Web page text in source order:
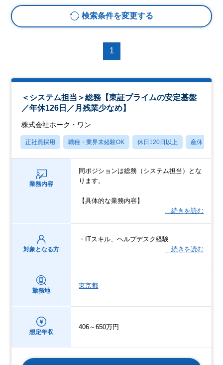
検索条件を変更する
1
＜システム担当＞総務【東証プライムの安定基盤
／年休126日／月残業少なめ】
株式会社ホーク・ワン
正社員採用 職種・業界未経験OK 休日120日以上 産休・育休
業務内容
同ポジションは総務（システム担当）とな
ります。
【具体的な業務内容】
…続きを読む
対象となる方
・ITスキル、ヘルプデスク経験
…続きを読む
勤務地
東京都
想定年収
406～650万円